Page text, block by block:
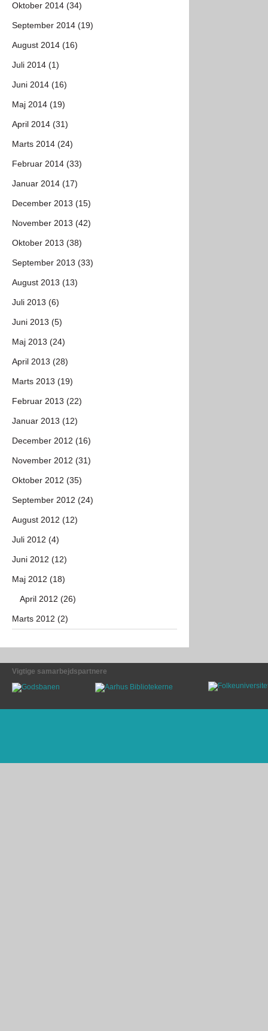
Oktober 2014 (34)
September 2014 (19)
August 2014 (16)
Juli 2014 (1)
Juni 2014 (16)
Maj 2014 (19)
April 2014 (31)
Marts 2014 (24)
Februar 2014 (33)
Januar 2014 (17)
December 2013 (15)
November 2013 (42)
Oktober 2013 (38)
September 2013 (33)
August 2013 (13)
Juli 2013 (6)
Juni 2013 (5)
Maj 2013 (24)
April 2013 (28)
Marts 2013 (19)
Februar 2013 (22)
Januar 2013 (12)
December 2012 (16)
November 2012 (31)
Oktober 2012 (35)
September 2012 (24)
August 2012 (12)
Juli 2012 (4)
Juni 2012 (12)
Maj 2012 (18)
April 2012 (26)
Marts 2012 (2)
Vigtige samarbejdspartnere